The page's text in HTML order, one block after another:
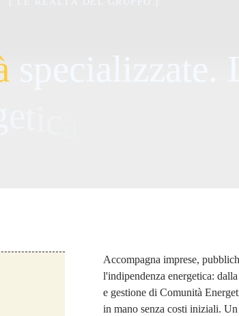
Accompagna imprese,
l'indipendenza energetica:
e gestione di Comunità
in mano senza costi iniziali.